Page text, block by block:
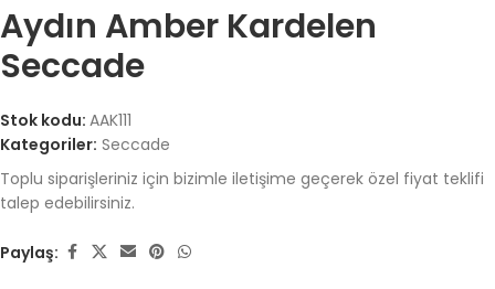
Aydın Amber Kardelen
Seccade
Stok kodu: AAK111
Kategoriler: Seccade
Toplu siparişleriniz için bizimle iletişime geçerek özel fiyat teklifi
talep edebilirsiniz.
Paylaş: